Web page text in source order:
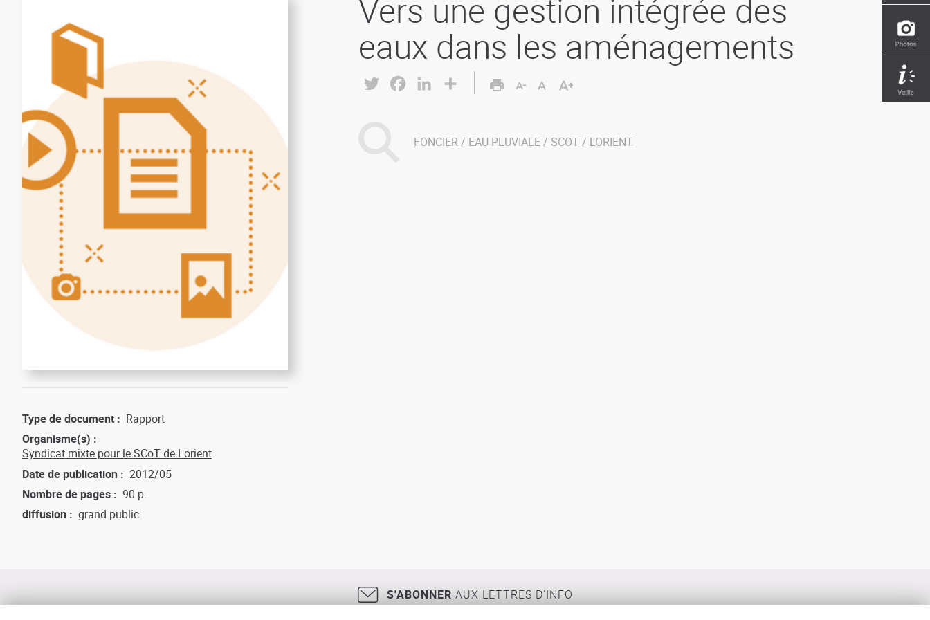
Vers une gestion intégrée des
eaux dans les aménagements
Twitter FacebookLinkedIn
FONCIER EAU PLUVIALE SCOT LORIENT
Type de document
Rapport
Organisme(s)
Syndicat mixte pour le SCoT de Lorient
Date de publication
2012/05
Nombre de pages
90 p.
diffusion
grand public
S'ABONNER AUX LETTRES D'INFO